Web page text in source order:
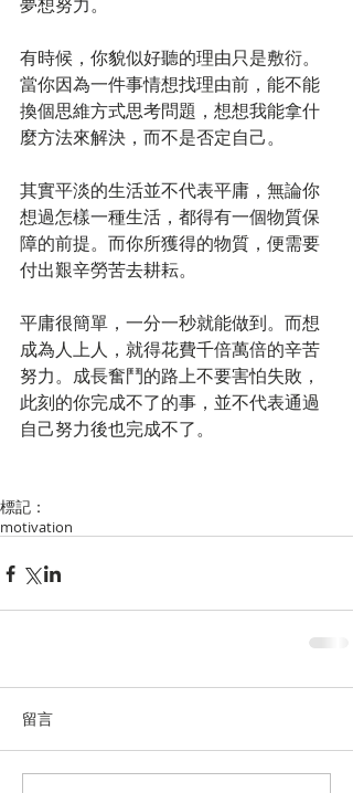
有時候，你貌似好聽的理由只是敷衍。
當你因為一件事情想找理由前，能不能
換個思維方式思考問題，想想我能拿什
麼方法來解決，而不是否定自己。
其實平淡的生活並不代表平庸，無論你
想過怎樣一種生活，都得有一個物質保
障的前提。而你所獲得的物質，便需要
付出艱辛勞苦去耕耘。
平庸很簡單，一分一秒就能做到。而想
成為人上人，就得花費千倍萬倍的辛苦
努力。成長奮鬥的路上不要害怕失敗，
此刻的你完成不了的事，並不代表通過
自己努力後也完成不了。
標記：
motivation
留言